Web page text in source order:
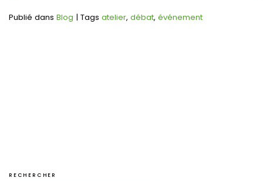
Publié dans Blog | Tags atelier, débat, événement
RECHERCHER